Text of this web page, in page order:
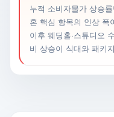
누적 소비자물가 상승
혼 핵심 항목의 인상 폭
이후 웨딩홀·스튜디오
비 상승이 식대와 패키